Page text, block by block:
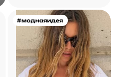
#моднаяидея